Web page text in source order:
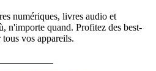
numériques, livres audio et
n'importe quand. Profitez des best-
vos appareils.